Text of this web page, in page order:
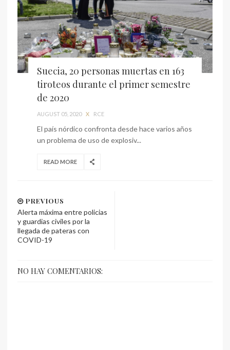
Suecia, 20 personas muertas en 163
tiroteos durante el primer semestre
de 2020
AUGUST 05, 2020 X RCE
El país nórdico confronta desde hace varios años
un problema de uso de explosiv...
READ MORE
PREVIOUS
Alerta máxima entre policias
y guardias civiles por la
llegada de pateras con
COVID-19
NO HAY COMENTARIOS: